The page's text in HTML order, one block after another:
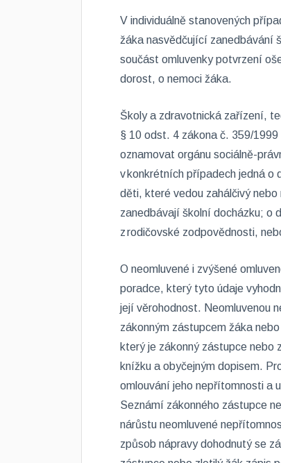
V individuálně stanovených
žáka nasvědčující zanedbávání
součást omluvenky potvrzení
dorost, o nemoci žáka.
Školy a zdravotnická zařízení,
§ 10 odst. 4 zákona č. 359/
oznamovat orgánu sociálně-
v konkrétních případech jedná o
děti, které vedou zahálčivý
zanedbávají školní docházku; o
z rodičovské zodpovědnosti,
O neomluvené i zvýšené
poradce, který tyto údaje
její věrohodnost. Neomluvenou
zákonným zástupcem žáka
který je zákonný zástupce nebo
knížku a obyčejným dopisem.
omlouvání jeho nepřítomnosti a
Seznámí zákonného zástupce
nárůstu neomluvené
způsob nápravy dohodnutý se